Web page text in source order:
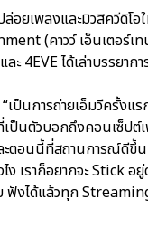
อยเพลงและมิวสิควีดิโ
(คาวว์ เอ็นเตอร์เ
ละ 4EVE ได้เล่าบรรยากา
“เป็นการถ่ายเอ็มวีครั้ง
ป็นตัวบอกถึงคอนเซ็ปต์
ตอนนี้ที่สถานการณ์ดีขึ้นแ
ไง เราก็อยากจะ
ฟังได้แล้วทุก